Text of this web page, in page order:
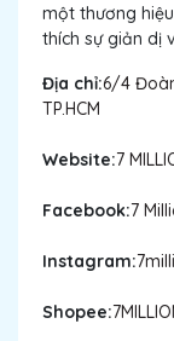
một thương
thích sự giản dị
Địa chỉ:6/4
TP.HCM
Website:7
Facebook:7
Instagram:
Shopee: